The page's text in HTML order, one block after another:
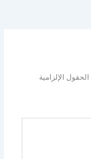
الحقول الإلزامية